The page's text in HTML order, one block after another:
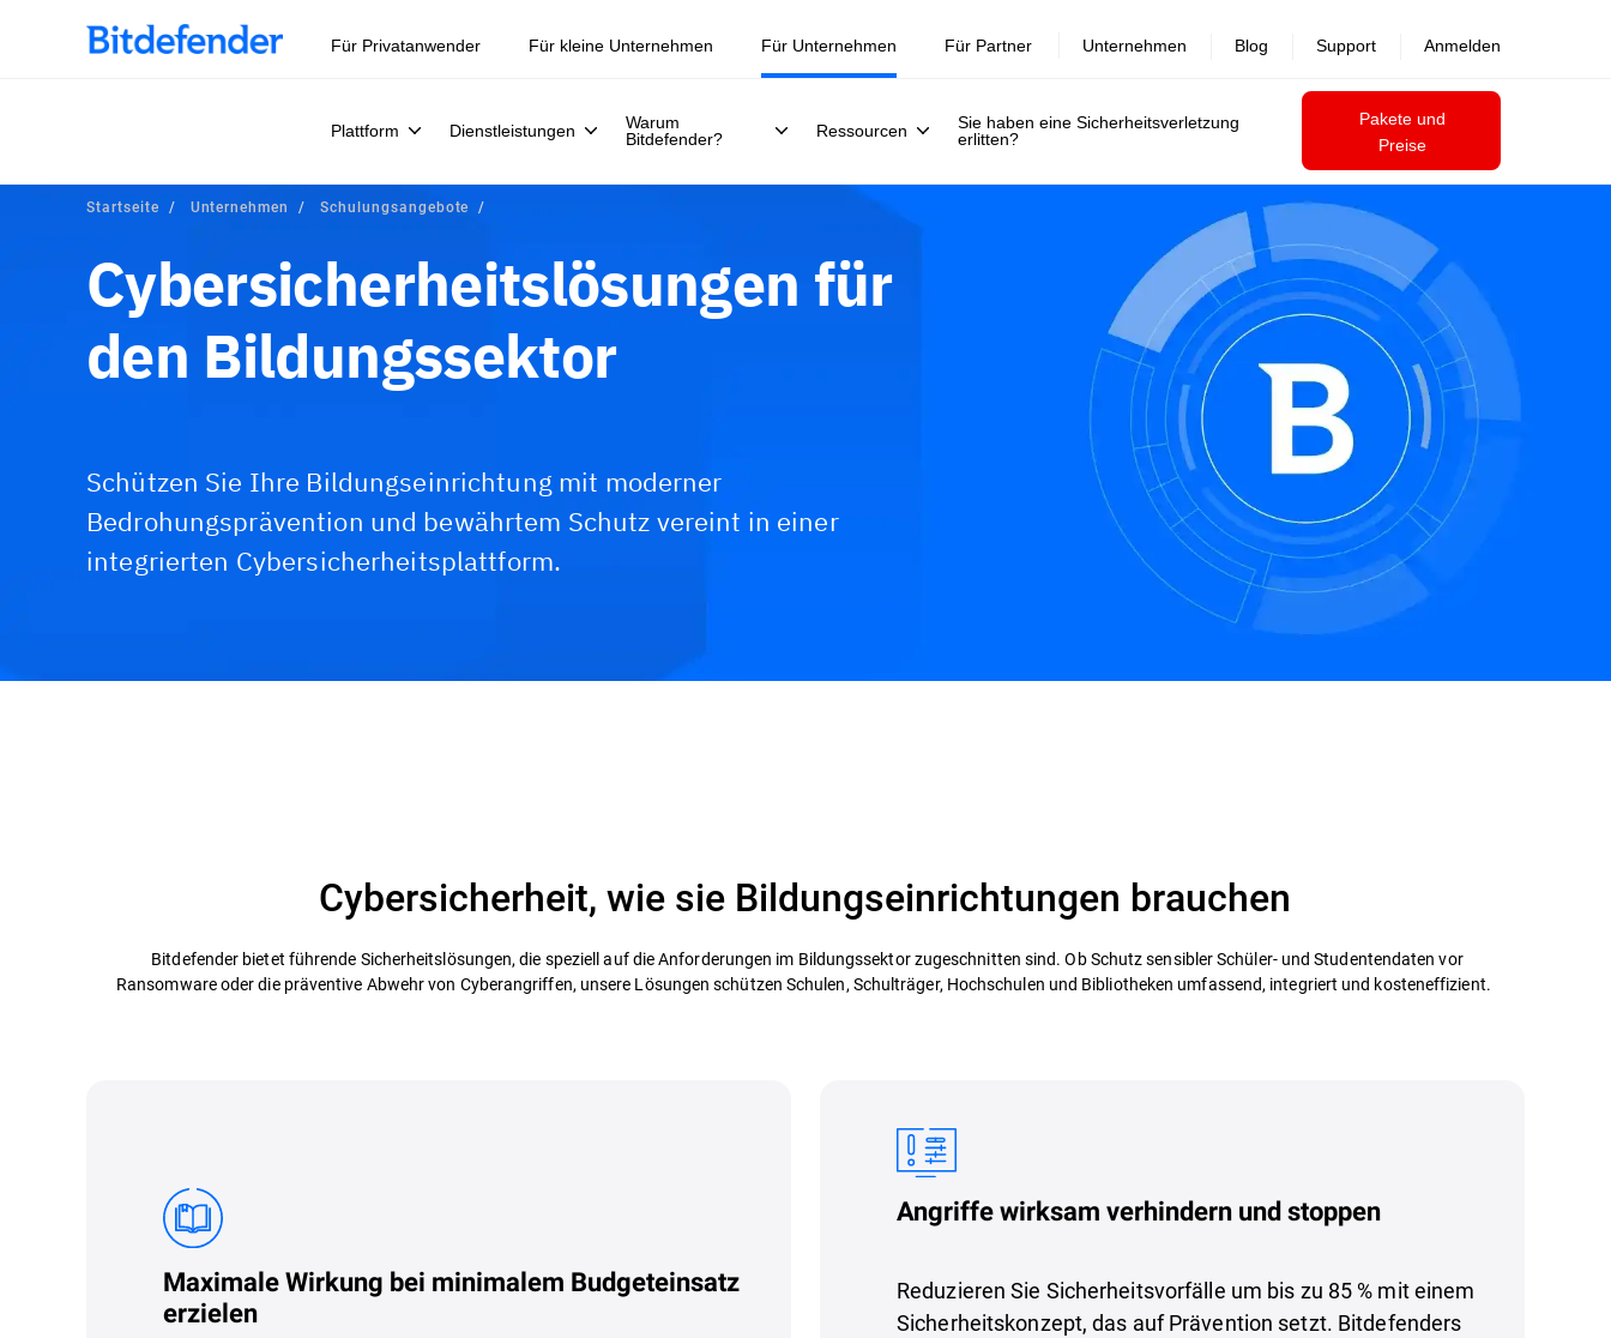
Für Privatanwender Für kleine Unternehmen Für Unternehmen
Plattform Dienstleistungen
Warum
Bitdefender?
Ressourcen
Sie haben eine Sicherheitsverletzung
erlitten?
Pakete und
Preise
Für Partner Unternehmen Blog Support Anmelden
Startseite Unternehmen Schulungsangebote
Cybersicherheitslösungen für
den Bildungssektor
Schützen Sie Ihre Bildungseinrichtung mit moderner
Bedrohungsprävention und bewährtem Schutz vereint in einer
integrierten Cybersicherheitsplattform.
Cybersicherheit, wie sie Bildungseinrichtungen brauchen
Bitdefender bietet führende Sicherheitslösungen, die speziell auf die Anforderungen im Bildungssektor zugeschnitten sind. Ob Schutz sensibler Schüler- und Studentendaten vor
Ransomware oder die präventive Abwehr von Cyberangriffen, unsere Lösungen schützen Schulen, Schulträger, Hochschulen und Bibliotheken umfassend, integriert und kosteneffizient.
Maximale Wirkung bei minimalem Budgeteinsatz
erzielen
Angriffe wirksam verhindern und stoppen
Reduzieren Sie Sicherheitsvorfälle um bis zu 85 % mit einem
Sicherheitskonzept, das auf Prävention setzt. Bitdefenders